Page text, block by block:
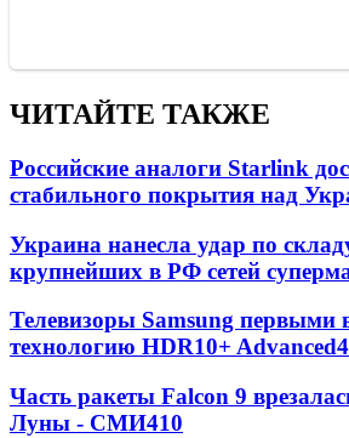
ЧИТАЙТЕ ТАКЖЕ
Российские аналоги Starlink
стабильного покрытия над
Украина нанесла удар по
крупнейших в РФ сетей
Телевизоры Samsung первыми
технологию HDR10+ Advanced
Часть ракеты Falcon 9
Луны - СМИ410